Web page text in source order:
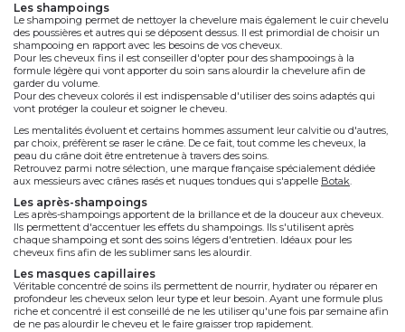
les shampoings
Le shampoing permet de nettoyer la chevelure mais également le cuir chevelu
des poussières et autres qui se déposent dessus. Il est primordial de choisir un
shampooing en rapport avec les besoins de vos cheveux.
Pour les cheveux fins il est conseiller d'opter pour des shampooings à la
formule légère qui vont apporter du soin sans alourdir la chevelure afin de
garder du volume.
Pour des cheveux colorés il est indispensable d'utiliser des soins adaptés qui
vont protéger la couleur et soigner le cheveu.
Les mentalités évoluent et certains hommes assument leur calvitie ou d'autres,
par choix, préfèrent se raser le crâne. De ce fait, tout comme les cheveux, la
peau du crâne doit être entretenue à travers des soins.
Retrouvez parmi notre sélection, une marque française spécialement dédiée
aux messieurs avec crânes rasés et nuques tondues qui s'appelle Botak.
les après-shampoings
Les après-shampoings apportent de la brillance et de la douceur aux cheveux.
Ils permettent d'accentuer les effets du shampoings. lls s'utilisent après
chaque shampoing et sont des soins légers d'entretien. Idéaux pour les
cheveux fins afin de les sublimer sans les alourdir.
les masques capillaires
Véritable concentré de soins ils permettent de nourrir, hydrater ou réparer en
profondeur les cheveux selon leur type et leur besoin. Ayant une formule plus
riche et concentré il est conseillé de ne les utiliser qu'une fois par semaine afin
de ne pas alourdir le cheveu et le faire graisser trop rapidement.